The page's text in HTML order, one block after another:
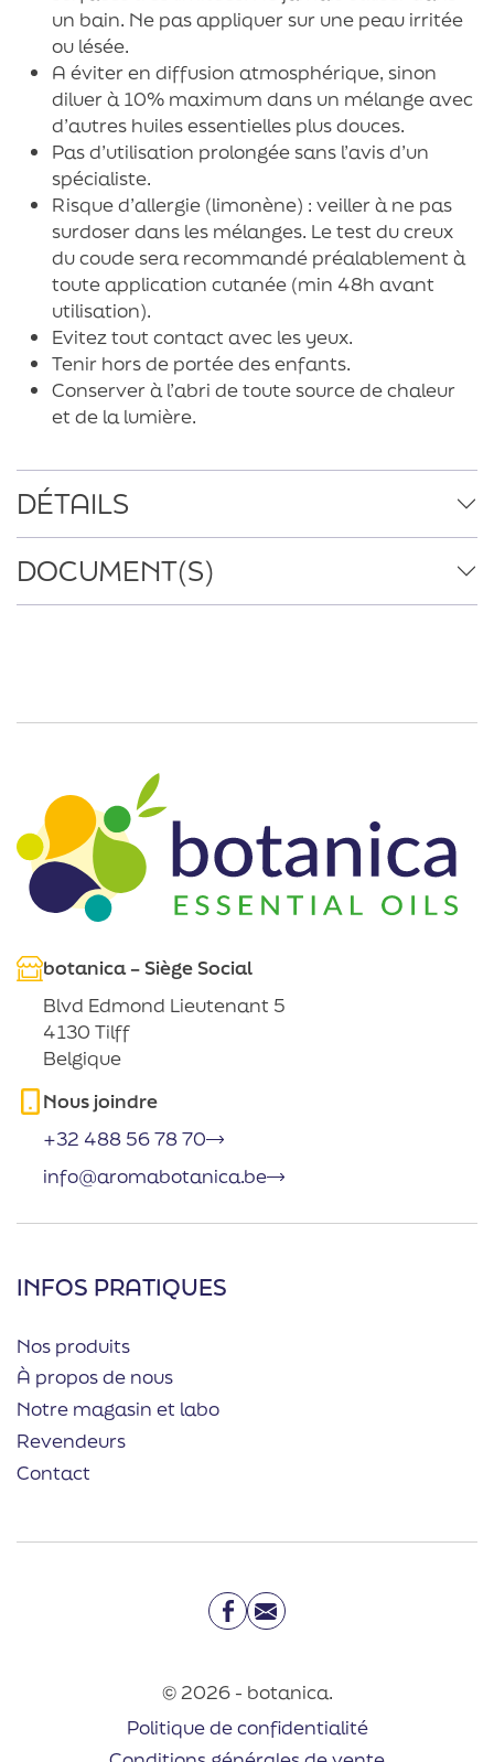
un bain. Ne pas appliquer sur une peau irritée
ou lésée.
A éviter en diffusion atmosphérique, sinon
diluer à 10% maximum dans un mélange avec
d’autres huiles essentielles plus douces.
Pas d’utilisation prolongée sans l’avis d’un
spécialiste.
Risque d’allergie (limonène) : veiller à ne pas
surdoser dans les mélanges. Le test du creux
du coude sera recommandé préalablement à
toute application cutanée (min 48h avant
utilisation).
Evitez tout contact avec les yeux.
Tenir hors de portée des enfants.
Conserver à l’abri de toute source de chaleur
et de la lumière.
DÉTAILS
DOCUMENT(S)
botanica – Siège Social
Blvd Edmond Lieutenant 5
4130 Tilff
Belgique
Nous joindre
+32 488 56 78 70
info@aromabotanica.be
INFOS PRATIQUES
Nos produits
À propos de nous
Notre magasin et labo
Revendeurs
Contact
Facebook
Email
© 2026 - botanica.
Politique de confidentialité